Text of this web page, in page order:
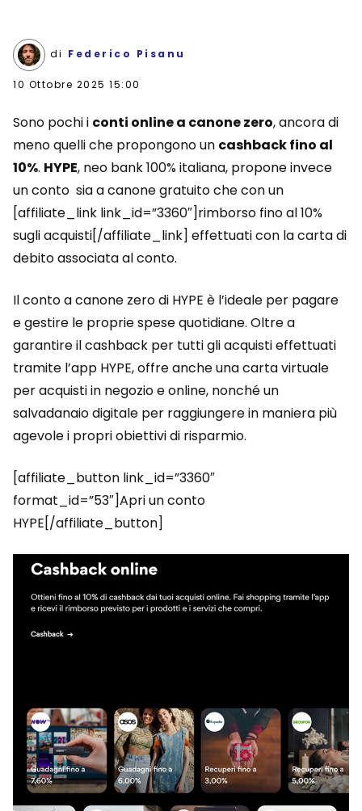
di Federico Pisanu
10 Ottobre 2025 15:00
Sono pochi i conti online a canone zero, ancora di
meno quelli che propongono un cashback fino al
10%. HYPE, neo bank 100% italiana, propone invece
un conto sia a canone gratuito che con un
[affiliate_link link_id=”3360″]rimborso fino al 10%
sugli acquisti[/affiliate_link] effettuati con la carta di
debito associata al conto.
Il conto a canone zero di HYPE è l’ideale per pagare
e gestire le proprie spese quotidiane. Oltre a
garantire il cashback per tutti gli acquisti effettuati
tramite l’app HYPE, offre anche una carta virtuale
per acquisti in negozio e online, nonché un
salvadanaio digitale per raggiungere in maniera più
agevole i propri obiettivi di risparmio.
[affiliate_button link_id=”3360″
format_id=”53″]Apri un conto
HYPE[/affiliate_button]